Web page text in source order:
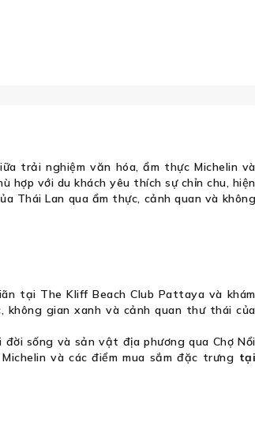
trải nghiệm văn hóa, ẩm thực Michelin và
hợp với du khách yêu thích sự chỉn chu, hiện
Thái Lan qua ẩm thực, cảnh quan và không
tại The Kliff Beach Club Pattaya và khám
không gian xanh và cảnh quan thư thái của
sống và sản vật địa phương qua Chợ Nổi
và các điểm mua sắm đặc trưng tại